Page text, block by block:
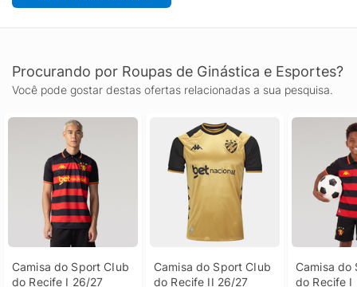
Procurando por Roupas de Ginástica e Esportes?
Você pode gostar destas ofertas relacionadas a sua pesquisa.
Camisa do Sport CIub
do Recife I 26/27
Camisa do Sport CIub
do Recife II 26/27
Camisa do
do Recife I